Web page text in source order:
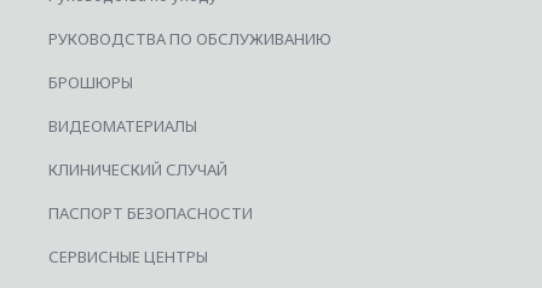
РУКОВОДСТВА ПО ОБСЛУЖИВАНИЮ
БРОШЮРЫ
ВИДЕОМАТЕРИАЛЫ
КЛИНИЧЕСКИЙ СЛУЧАЙ
ПАСПОРТ БЕЗОПАСНОСТИ
СЕРВИСНЫЕ ЦЕНТРЫ